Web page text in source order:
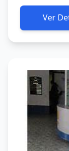
Ver